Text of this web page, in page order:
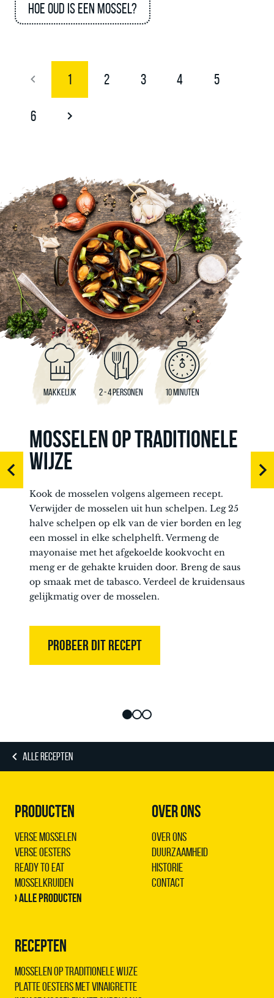
Hoe oud is een mossel?
1 2 3 4 5
6
MAKKELIJK 2 - 4 PERSONEN 10 MINUTEN
MOSSELEN OP TRADITIONELE
WIJZE
Kook de mosselen volgens algemeen recept.
Verwijder de mosselen uit hun schelpen. Leg 25
halve schelpen op elk van de vier borden en leg
een mossel in elke schelphelft. Vermeng de
mayonaise met het afgekoelde kookvocht en
meng er de gehakte kruiden door. Breng de saus
op smaak met de tabasco. Verdeel de kruidensaus
gelijkmatig over de mosselen.
PROBEER DIT RECEPT
ALLE RECEPTEN
PRODUCTEN
Verse Mosselen
Verse Oesters
Ready to Eat
Mosselkruiden
› Alle producten
RECEPTEN
Mosselen op traditionele wijze
Platte oesters met vinaigrette
OVER ONS
Over ons
Duurzaamheid
Historie
Contact